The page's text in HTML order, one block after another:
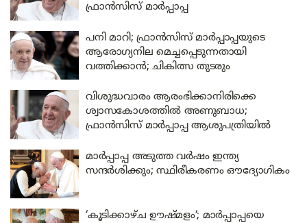
ഫ്രാൻസിസ് മാർപ്പാപ്പ
പനി മാറി; ഫ്രാൻസിസ് മാർപ്പാപ്പയുടെ
ആരോഗ്യനില മെച്ചപ്പെടുന്നതായി
വത്തിക്കാൻ; ചികിത്സ തുടരും
വിശുദ്ധവാരം ആരംഭിക്കാനിരിക്കെ
ശ്വാസകോശത്തിൽ അണുബാധ;
ഫ്രാൻസിസ് മാർപ്പാപ്പ ആശുപത്രിയിൽ
മാർപ്പാപ്പ അടുത്ത വർഷം ഇന്ത്യ
സന്ദർശിക്കും; സ്ഥിരീകരണം ഔദ്യോഗികം
‘കൂടിക്കാഴ്ച ഊഷ്മളം‘; മാർപ്പാപ്പയെ